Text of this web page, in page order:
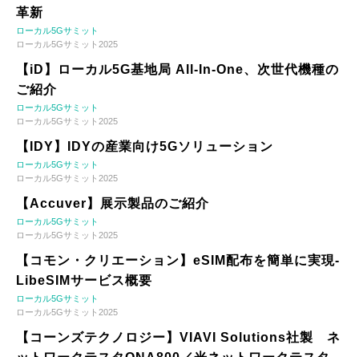
革新
ローカル5Gサミット
ローカル5Gサミット2025
【iD】ローカル5G基地局 All-In-One、次世代機種の
ご紹介
ローカル5Gサミット
ローカル5Gサミット2025
【IDY】IDYの産業向け5Gソリューション
ローカル5Gサミット
ローカル5Gサミット2025
【Accuver】展示製品のご紹介
ローカル5Gサミット
ローカル5Gサミット2025
【コモン・クリエーション】eSIM配布を簡単に実現-
LibeSIMサービス概要
ローカル5Gサミット
ローカル5Gサミット2025
【コーンズテクノロジー】VIAVI Solutions社製 ネ